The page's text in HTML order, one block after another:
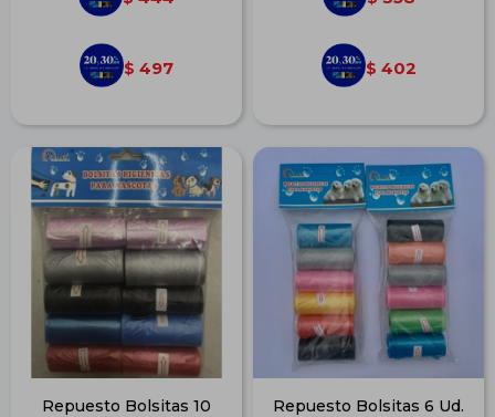
$ 497 $ 402
Repuesto Bolsitas 10
Repuesto Bolsitas 6 Ud.